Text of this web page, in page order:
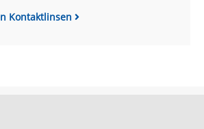
Kontaktlinsen